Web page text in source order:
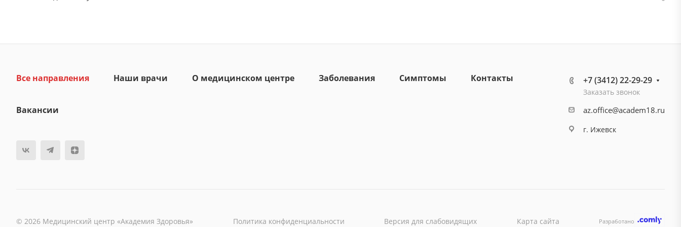
Все направления Наши врачи О медицинском центре Заболевания Симптомы Контакты
Вакансии
+7 (3412) 22-29-29
Заказать звонок
az.office@academ18.ru
г. Ижевск
© 2026 Медицинский центр «Академия Здоровья» Политика конфиденциальности Версия для слабовидящих Карта сайта Разработано